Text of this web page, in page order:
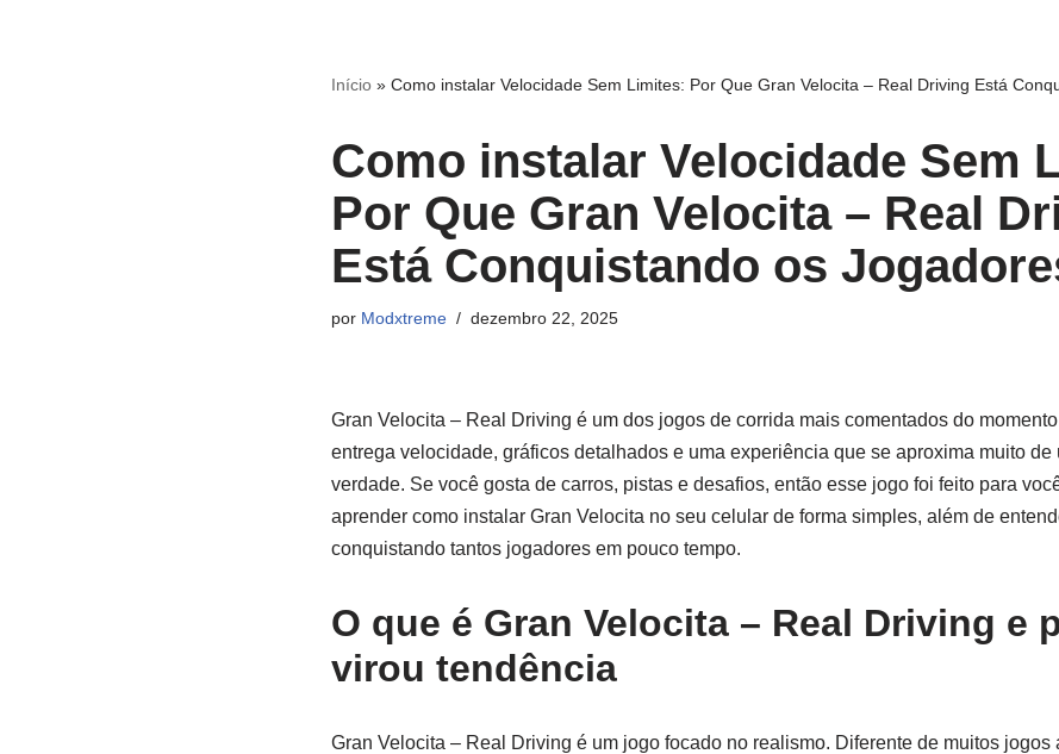
Início» Como instalar Velocidade Sem Limites: Por Que Gran Velocita – Real Driving Está
Como instalar Velocidade Sem
Por Que Gran Velocita – Real
Está Conquistando os
por Modxtreme dezembro 22, 2025
Gran Velocita – Real Driving é um dos jogos de corrida mais comentados do
entrega velocidade, gráficos detalhados e uma experiência que se aproxima muito de
verdade. Se você gosta de carros, pistas e desafios, então esse jogo foi feito para
aprender como instalar Gran Velocita no seu celular de forma simples, além de
conquistando tantos jogadores em pouco tempo.
O que é Gran Velocita – Real Driving e
virou tendência
Gran Velocita – Real Driving é um jogo focado no realismo. Diferente de muitos jogos